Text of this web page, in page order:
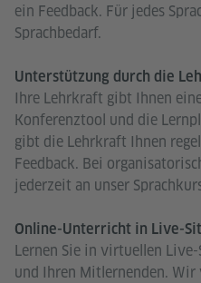
ein Feedback. Für jedes
Sprachbedarf.
Unterstützung durch die
Ihre Lehrkraft gibt Ihnen
Konferenztool und die
gibt die Lehrkraft Ihnen
Feedback. Bei
jederzeit an unser
Online-Unterricht in Live-
Lernen Sie in virtuellen
und Ihren Mitlernenden. Wir